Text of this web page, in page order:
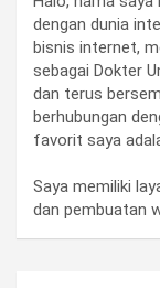
dengan dunia
bisnis internet,
sebagai Dokter
dan terus
berhubungan
favorit saya
Saya memiliki
dan pembuatan